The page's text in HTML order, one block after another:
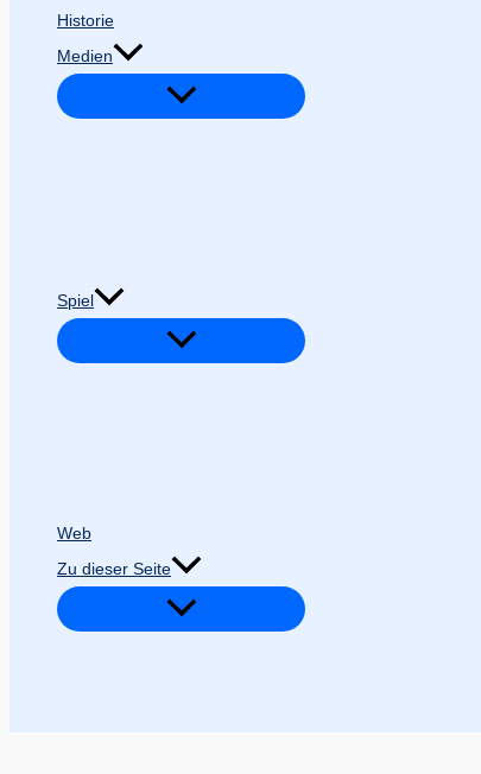
Historie
Medien
Spiel
Web
Zu dieser Seite